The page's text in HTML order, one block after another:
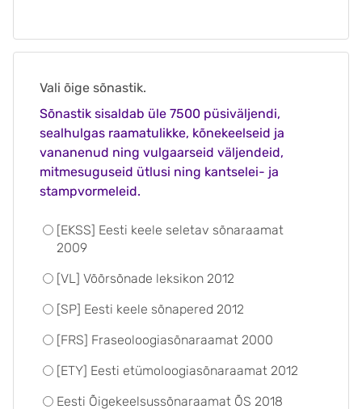
Vali õige sõnastik.
Sõnastik sisaldab üle 7500 püsiväljendi,
sealhulgas raamatulikke, kõnekeelseid ja
vananenud ning vulgaarseid väljendeid,
mitmesuguseid ütlusi ning kantselei- ja
stampvormeleid.
[EKSS] Eesti keele seletav sõnaraamat
2009
[VL] Võõrsõnade leksikon 2012
[SP] Eesti keele sõnapered 2012
[FRS] Fraseoloogiasõnaraamat 2000
[ETY] Eesti etümoloogiasõnaraamat 2012
Eesti Õigekeelsussõnaraamat ÕS 2018